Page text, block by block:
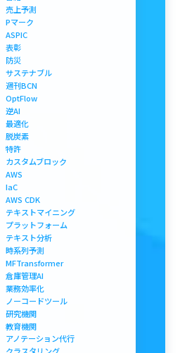
売上予測
Pマーク
ASPIC
表彰
防災
サステナブル
週刊BCN
OptFlow
逆AI
最適化
脱炭素
特許
カスタムブロック
AWS
IaC
AWS CDK
テキストマイニング
プラットフォーム
テキスト分析
時系列予測
MFTransformer
倉庫管理AI
業務効率化
ノーコードツール
研究機関
教育機関
アノテーション代行